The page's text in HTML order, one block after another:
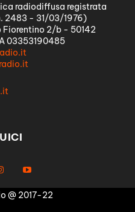
radiodiffusa registrata
2483 - 31/03/1976)
Fiorentino 2/b - 50142
03353190485
@ 2017-22